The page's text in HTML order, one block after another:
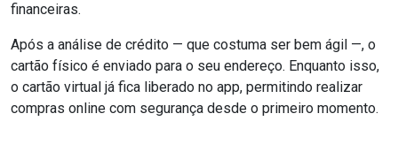
financeiras.
Após a análise de crédito — que costuma ser bem ágil —, o
cartão físico é enviado para o seu endereço. Enquanto isso,
o cartão virtual já fica liberado no app, permitindo realizar
compras online com segurança desde o primeiro momento.